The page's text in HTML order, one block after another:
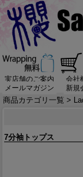
実店舗のご案内 会社
メールマガジン
新規
商品カテゴリ一覧 >
7分袖トップス